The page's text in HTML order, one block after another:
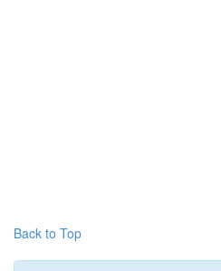
Back to Top